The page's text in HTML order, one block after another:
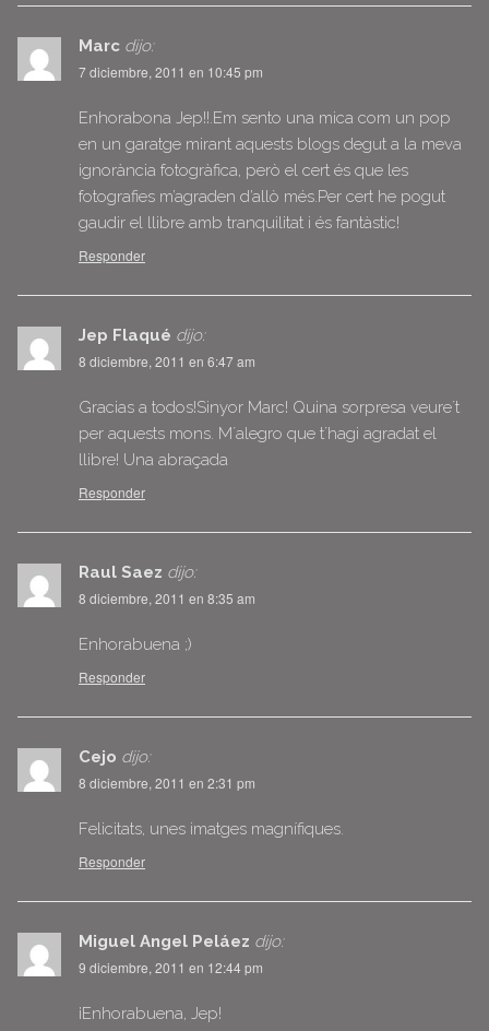
Marc dijo:
7 diciembre, 2011 en 10:45 pm
Enhorabona Jep!!.Em sento una mica com un pop
en un garatge mirant aquests blogs degut a la meva
ignorància fotogràfica, però el cert és que les
fotografies m’agraden d’allò més.Per cert he pogut
gaudir el llibre amb tranquilitat i és fantàstic!
Responder
Jep Flaqué dijo:
8 diciembre, 2011 en 6:47 am
Gracias a todos!Sinyor Marc! Quina sorpresa veure´t
per aquests mons. M´alegro que t´hagi agradat el
llibre! Una abraçada
Responder
Raul Saez dijo:
8 diciembre, 2011 en 8:35 am
Enhorabuena ;)
Responder
Cejo dijo:
8 diciembre, 2011 en 2:31 pm
Felicitats, unes imatges magnífiques.
Responder
Miguel Angel Peláez dijo:
9 diciembre, 2011 en 12:44 pm
¡Enhorabuena, Jep!